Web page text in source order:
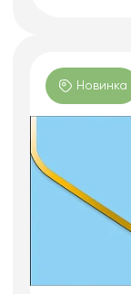
Новинка